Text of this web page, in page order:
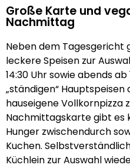
Große Karte und
Nachmittag
Neben dem Tagesgericht
leckere Speisen zur
14:30 Uhr sowie abends
„ständigen“
hauseigene Vollkornpizza
Nachmittagskarte gibt es
Hunger zwischendurch
Kuchen.
Küchlein zur Auswahl